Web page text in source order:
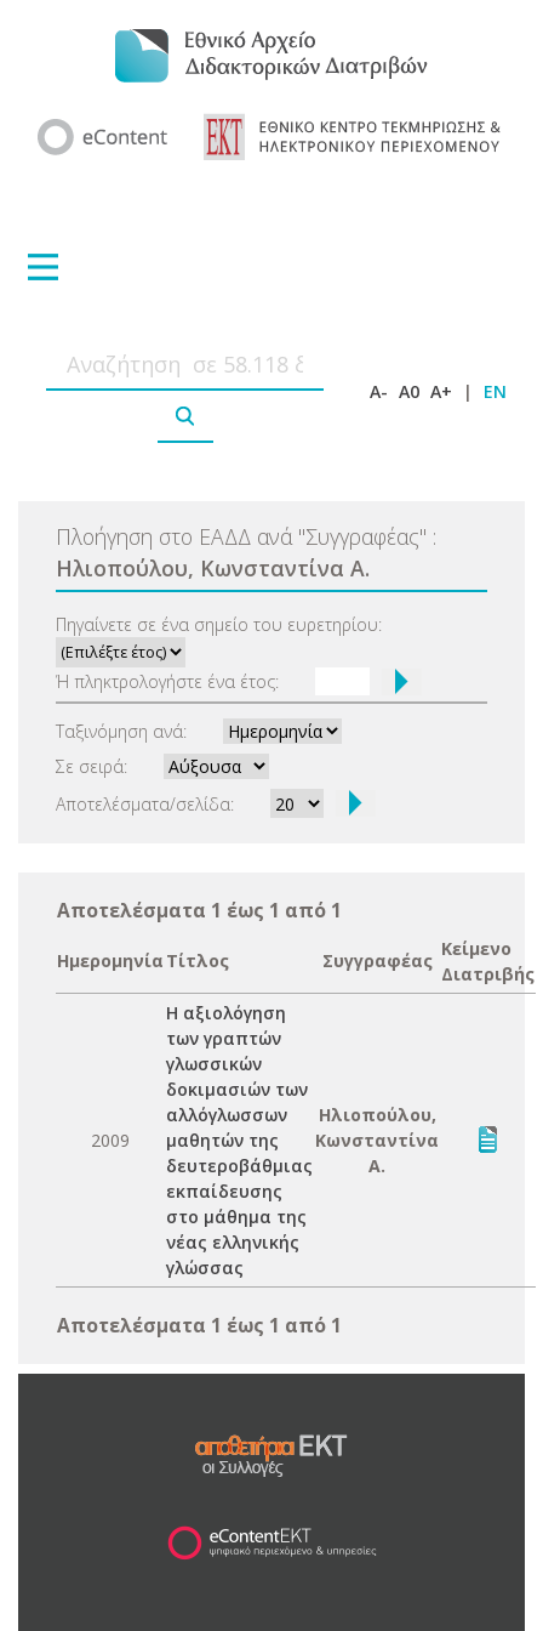
A- A0 A+ | EN
Πλοήγηση στο ΕΑΔΔ ανά "Συγγραφέας" :
Ηλιοπούλου, Κωνσταντίνα Α.
Πηγαίνετε σε ένα σημείο του ευρετηρίου:
Ή πληκτρολογήστε ένα έτος:
Ταξινόμηση ανά:
Σε σειρά:
Αποτελέσματα/σελίδα:
Αποτελέσματα 1 έως 1 από 1
Ημερομηνία Τίτλος Συγγραφέας
Κείμενο
Διατριβής
2009
Η αξιολόγηση
των γραπτών
γλωσσικών
δοκιμασιών των
αλλόγλωσσων
μαθητών της
δευτεροβάθμιας
εκπαίδευσης
στο μάθημα της
νέας ελληνικής
γλώσσας
Ηλιοπούλου,
Κωνσταντίνα
Α.
Αποτελέσματα 1 έως 1 από 1